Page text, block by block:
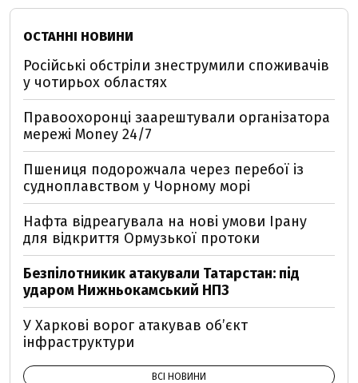
ОСТАННІ НОВИНИ
Російські обстріли знеструмили споживачів
у чотирьох областях
Правоохоронці заарештували організатора
мережі Money 24/7
Пшениця подорожчала через перебої із
судноплавством у Чорному морі
Нафта відреагувала на нові умови Ірану
для відкриття Ормузької протоки
Безпілотникик атакували Татарстан: під
ударом Нижньокамський НПЗ
У Харкові ворог атакував обʼєкт
інфраструктури
ВСІ НОВИНИ